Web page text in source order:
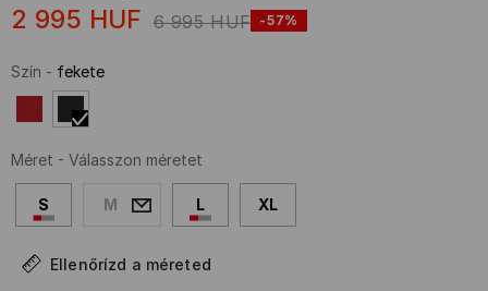
2 995 HUF 6 995 HUF -57%
Szín - fekete
Méret - Válasszon méretet
S M L XL
Ellenőrízd a méreted